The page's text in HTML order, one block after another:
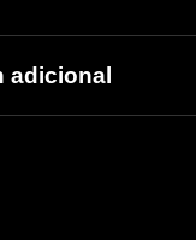
adicional